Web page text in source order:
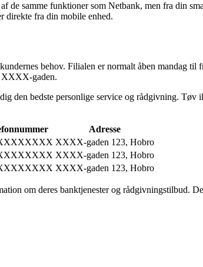
de samme funktioner som Netbank, men fra din
direkte fra din mobile enhed.
behov. Filialen er normalt åben mandag
XXXX-gaden.
den bedste personlige service og rådgivning.
Adresse
XXXX-gaden 123, Hobro
XXXX-gaden 123, Hobro
XXXX-gaden 123, Hobro
om deres banktjenester og rådgivningstilbud.